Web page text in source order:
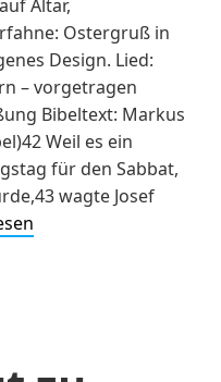
Altar,
Ostergruß in
Design. Lied:
– vorgetragen
Bibeltext: Markus
Weil es ein
für den Sabbat,
wagte Josef